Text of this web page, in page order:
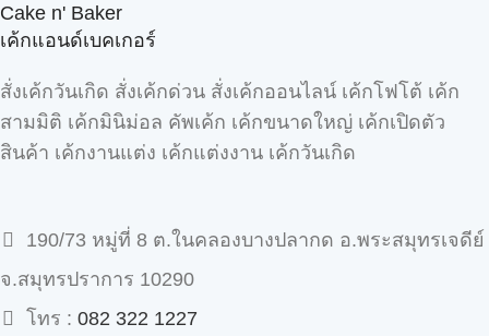
Cake n' Baker
เค้กแอนด์เบคเกอร์
สั่งเค้กวันเกิด สั่งเค้กด่วน สั่งเค้กออนไลน์ เค้กโฟโต้ เค้ก
สามมิติ เค้กมินิม่อล คัพเค้ก เค้กขนาดใหญ่ เค้กเปิดตัว
สินค้า เค้กงานแต่ง เค้กแต่งงาน เค้กวันเกิด
190/73 หมู่ที่ 8 ต.ในคลองบางปลากด อ.พระสมุทรเจดีย์
จ.สมุทรปราการ 10290
โทร : 082 322 1227